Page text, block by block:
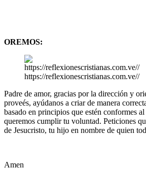
OREMOS:
https://reflexionescristianas.com.ve//
Padre de amor, gracias por la dirección y
proveés, ayúdanos a criar de manera
basado en principios que estén conformes al
queremos cumplir tu voluntad. Peticiones
de Jesucristo, tu hijo en nombre de quien
Amen